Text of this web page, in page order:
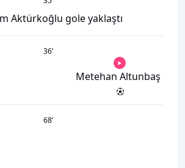
Aktürkoğlu gole yaklaştı
36’
Metehan Altunbaş
68’